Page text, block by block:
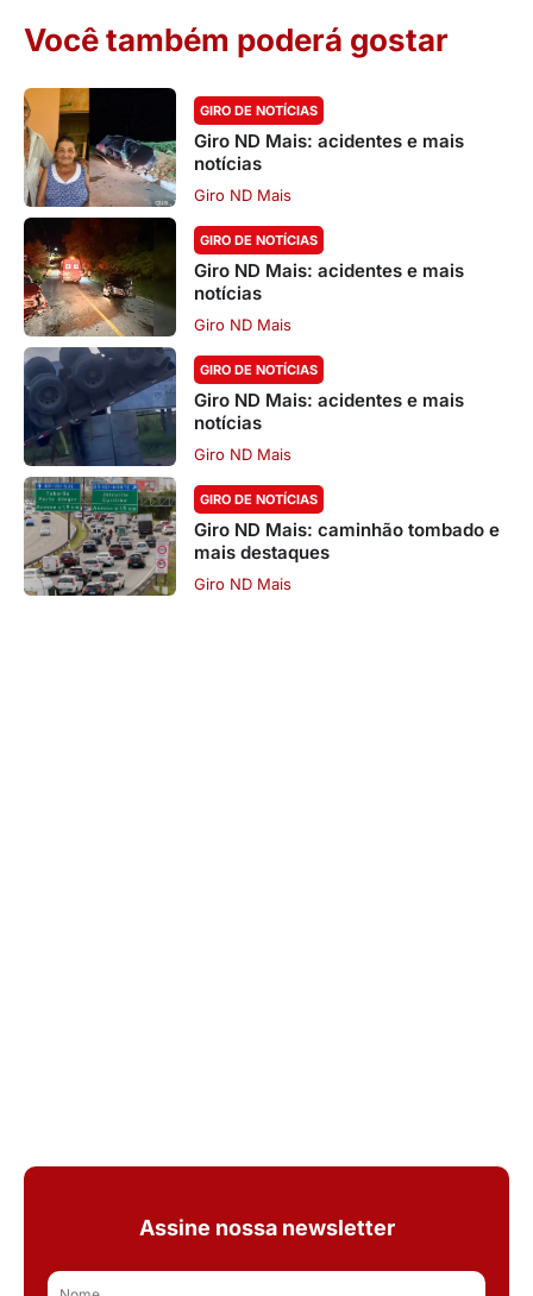
Você também poderá gostar
GIRO DE NOTÍCIAS
Giro ND Mais: acidentes e mais
notícias
Giro ND Mais
GIRO DE NOTÍCIAS
Giro ND Mais: acidentes e mais
notícias
Giro ND Mais
GIRO DE NOTÍCIAS
Giro ND Mais: acidentes e mais
notícias
Giro ND Mais
GIRO DE NOTÍCIAS
Giro ND Mais: caminhão tombado e
mais destaques
Giro ND Mais
Assine nossa newsletter